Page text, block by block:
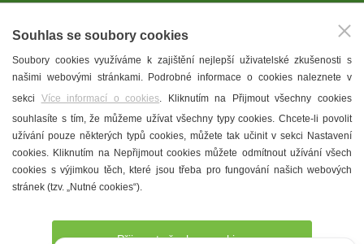
T. G. Masaryk
Mandloně
Ubytování
Restaurace
Městské muzeum a galerie
Denní meníčka
Souhlas se soubory cookies
Soubory cookies využíváme k zajištění nejlepší uživatelské zkušenosti s
našimi webovými stránkami. Podrobné informace o cookies naleznete v
sekci Více informací o cookies. Kliknutím na Přijmout všechny cookies
souhlasíte s tím, že můžeme užívat všechny typy cookies. Chcete-li povolit
užívání pouze některých typů cookies, můžete tak učinit v sekci Nastavení
cookies. Kliknutím na Nepřijmout cookies můžete odmítnout užívání všech
cookies s výjimkou těch, které jsou třeba pro fungování našich webových
stránek (tzv. „Nutné cookies“).
Přijmout všechny cookies